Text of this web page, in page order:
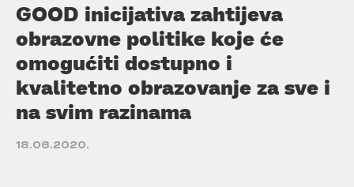
GOOD inicijativa zahtijeva
obrazovne politike koje će
omogućiti dostupno i
kvalitetno obrazovanje za sve i
na svim razinama
18.06.2020.